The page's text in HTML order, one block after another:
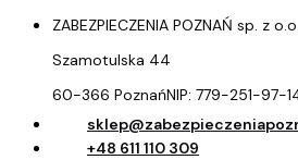
ZABEZPIECZENIA POZNAŃ sp. z o.o.
Szamotulska 44
60-366 PoznańNIP: 779-251-97-
+48 611 110 309